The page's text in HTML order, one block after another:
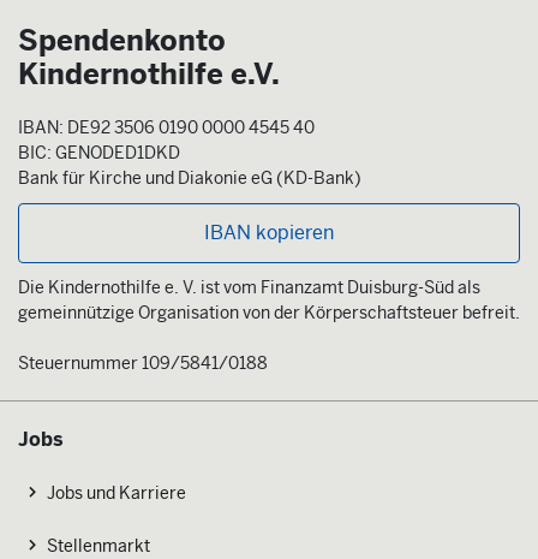
Spendenkonto
Kindernothilfe e.V.
IBAN: DE92 3506 0190 0000 4545 40
BIC: GENODED1DKD
Bank für Kirche und Diakonie eG (KD-Bank)
IBAN kopieren
Die Kindernothilfe e. V. ist vom Finanzamt Duisburg-Süd als
gemeinnützige Organisation von der Körperschaftsteuer befreit.
Steuernummer 109/5841/0188
Jobs
Jobs und Karriere
Stellenmarkt